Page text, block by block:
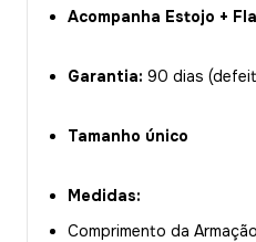
Acompanha Estojo +
Garantia: 90 dias
Tamanho único
Medidas:
Comprimento da